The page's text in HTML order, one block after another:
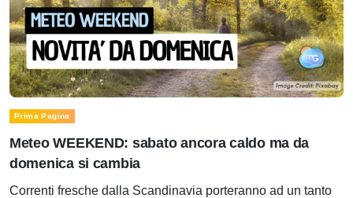
Prima Pagina
Meteo WEEKEND: sabato ancora caldo ma da
domenica si cambia
Correnti fresche dalla Scandinavia porteranno ad un tanto